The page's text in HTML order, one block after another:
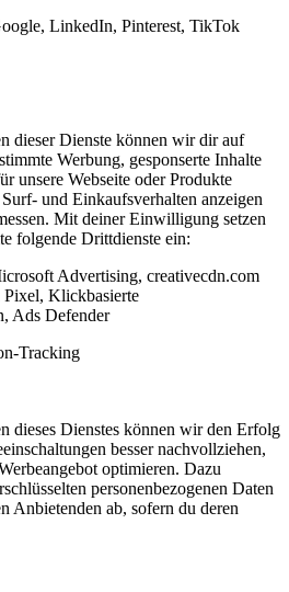
LinkedIn, Pinterest, TikTok
dieser Dienste können wir dir auf
Werbung, gesponserte Inhalte
unsere Webseite oder Produkte
und Einkaufsverhalten anzeigen
Mit deiner Einwilligung setzen
folgende Drittdienste ein:
Advertising, creativecdn.com
Klickbasierte
Ads Defender
Tracking
dieses Dienstes können wir den Erfolg
besser nachvollziehen,
optimieren. Dazu
personenbezogenen Daten
Anbietenden ab, sofern du deren